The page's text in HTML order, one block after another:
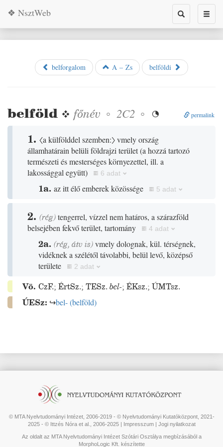
Toggle
search
❖ NsztWeb
belforgalom A – Zs belföldi
belföld ❖ főnév ◦ 2C2 ◦  permalink
1. 〈a külfölddel szemben:〉vmely ország
államhatárain belüli földrajzi terület(a hozzá tartozó
természeti és mesterséges környezettel, ill. a
lakossággal együtt) 6 adat
1a. az itt élő emberek közössége 5 adat
2. (rég)tengerrel, vízzel nem határos, a szárazföld
belsejében fekvő terület, tartomány
4 adat
2a. (rég, átv is)vmely dolognak, kül. térségnek,
vidéknek a szélétől távolabbi, belül levő, középső
területe
2 adat
Vö. CzF.; ÉrtSz.; TESz. bel-; ÉKsz.; ÚMTsz.
ÚESz: ↪bel-(belföld)
© MTA Nyelvtudományi Intézet, 2006-2019 - © Nyelvtudományi Kutatóközpont, 2021-
2025 - © Ittzés Nóra et al., 2006-2025 | Impresszum| Jogi nyilatkozat
Az oldalt az MTA Nyelvtudományi Intézet Szótári Osztálya megbízásából a
MorphoLogic Kft. készítette